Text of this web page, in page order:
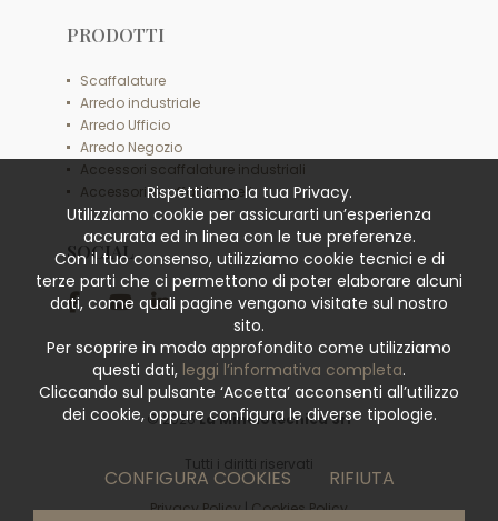
PRODOTTI
Scaffalature
Arredo industriale
Arredo Ufficio
Arredo Negozio
Accessori scaffalature industriali
Accessori scaffali leggeri
SOCIAL
© 2026La Minciotecnica Srl
Tutti i diritti riservati
Privacy Policy|Cookies Policy
Rispettiamo la tua Privacy.
Utilizziamo cookie per assicurarti un’esperienza
accurata ed in linea con le tue preferenze.
Con il tuo consenso, utilizziamo cookie tecnici e di
terze parti che ci permettono di poter elaborare alcuni
dati, come quali pagine vengono visitate sul nostro
sito.
Per scoprire in modo approfondito come utilizziamo
questi dati, leggi l’informativa completa.
Cliccando sul pulsante ‘Accetta’ acconsenti all’utilizzo
dei cookie, oppure configura le diverse tipologie.
CONFIGURA COOKIES RIFIUTA